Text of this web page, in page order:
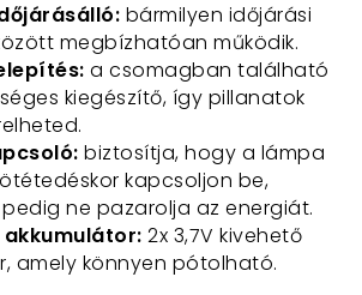
bármilyen időjárási
megbízhatóan működik.
a csomagban található
kiegészítő, így pillanatok
biztosítja, hogy a lámpa
kapcsoljon be,
ne pazarolja az energiát.
2x 3,7V kivehető
amely könnyen pótolható.